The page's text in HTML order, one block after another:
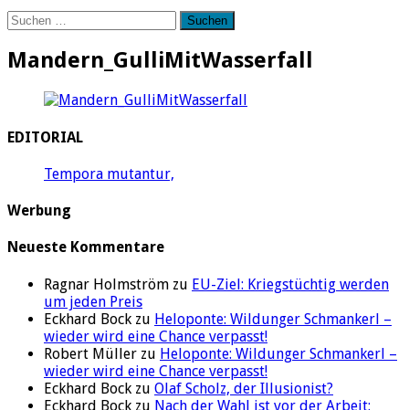
Suchen
nach:
Mandern_GulliMitWasserfall
EDITORIAL
Tempora mutantur,
Werbung
Neueste Kommentare
Ragnar Holmström zu EU-Ziel: Kriegstüchtig werden
um jeden Preis
Eckhard Bock zu Heloponte: Wildunger Schmankerl –
wieder wird eine Chance verpasst!
Robert Müller zu Heloponte: Wildunger Schmankerl –
wieder wird eine Chance verpasst!
Eckhard Bock zu Olaf Scholz, der Illusionist?
Eckhard Bock zu Nach der Wahl ist vor der Arbeit: